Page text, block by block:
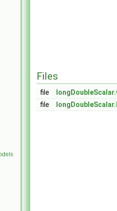
Files
file
file